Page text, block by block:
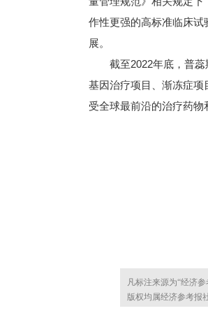
作性更强的高标准临床
展。
截至2022年底，普蕊
基因治疗项目、渐冻症
受全球最前沿的治疗药物
凡标注来源为“经济
版权均属经济参考报